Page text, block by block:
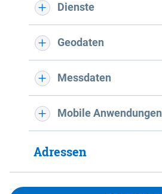
Dienste
Geodaten
Messdaten
Mobile Anwendungen
Adressen